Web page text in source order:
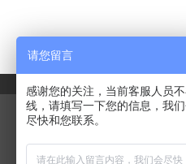
企业介绍
企业文化
请您留言
感谢您的关注，当前客服人员
线，请填写一下您的信息，我
尽快和您联系。